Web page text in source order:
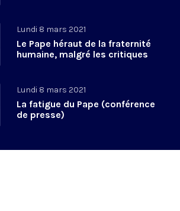
Lundi 8 mars 2021
Le Pape héraut de la fraternité
humaine, malgré les critiques
Lundi 8 mars 2021
La fatigue du Pape (conférence
de presse)